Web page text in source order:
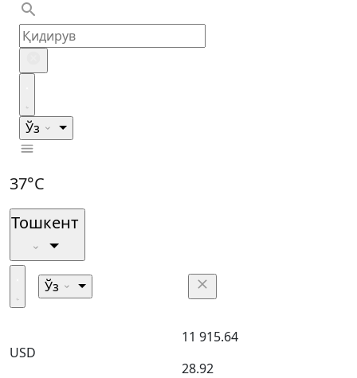
Ўз
37°C
Тошкент
Ўз
USD
11 915.64
28.92